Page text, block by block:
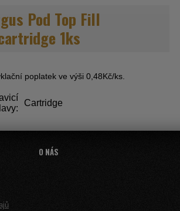
Pod Top Fill
1ks
poplatek ve výši 0,48Kč/ks.
Cartridge
O NÁS